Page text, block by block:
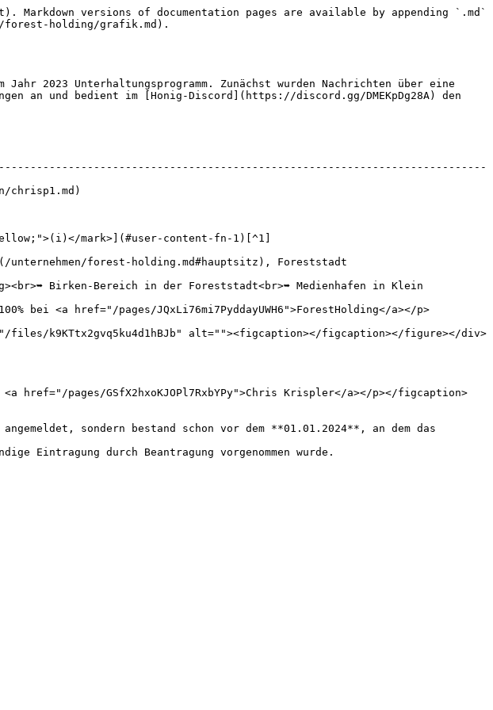
versions of documentation pages are available by appending `.md`
forest-holding/grafik.md).
2023 Unterhaltungsprogramm. Zunächst wurden Nachrichten über eine
an und bedient im [Honig-Discord](https://discord.gg/DMEKpDg28A) den
mark>](#user-content-fn-1)[^1]
forest-holding.md#hauptsitz), Foreststadt
Bereich in der Foreststadt<br>➥ Medienhafen in Klein
pages/JQxLi76mi7PyddayUWH6">ForestHolding</a></p>
alt=""><figcaption></figcaption></figure></div>
href="/pages/GSfX2hxoKJOPl7RxbYPy">Chris Krispler</a></p></figcaption>
sondern bestand schon vor dem **01.01.2024**, an dem das